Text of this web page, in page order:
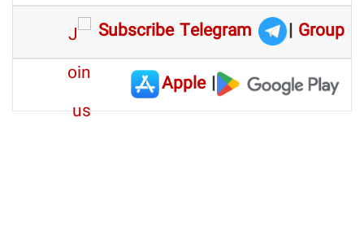
Subscribe Telegram
| Group
|
Apple